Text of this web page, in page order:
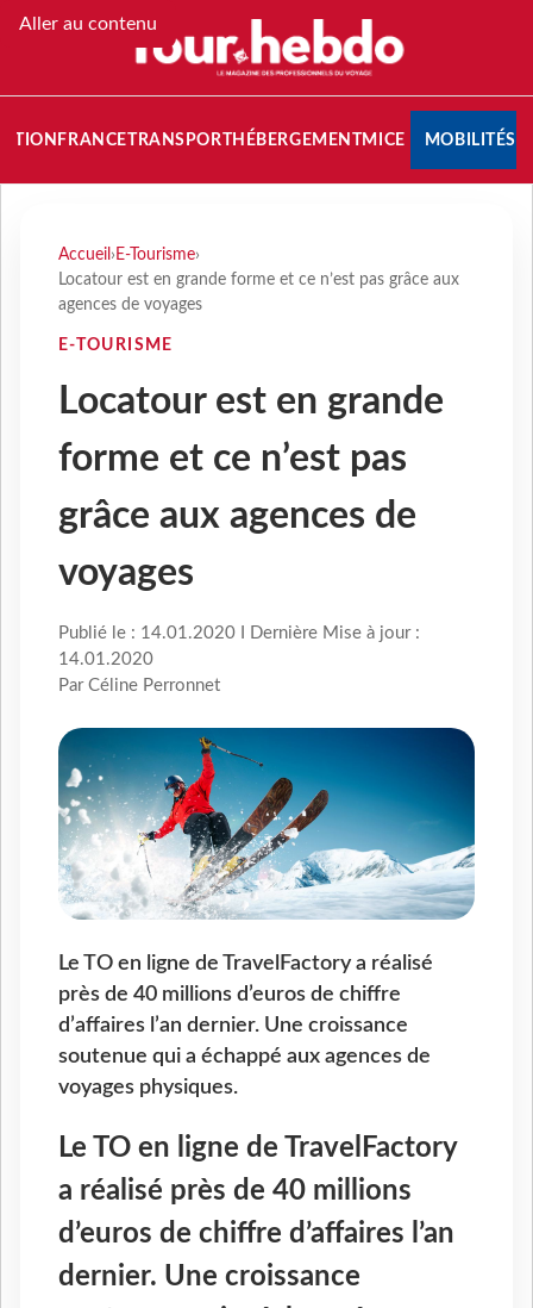
Aller au contenu
FRANCETRANSPORT HÉBERGEMENTMICE MOBILITÉS
Accueil › E-Tourisme›
Locatour est en grande forme et ce n’est pas grâce aux
agences de voyages
E-TOURISME
Locatour est en grande
forme et ce n’est pas
grâce aux agences de
voyages
Publié le : 14.01.2020 I Dernière Mise à jour :
14.01.2020
Par Céline Perronnet
Le TO en ligne de TravelFactory a réalisé
près de 40 millions d’euros de chiffre
d’affaires l’an dernier. Une croissance
soutenue qui a échappé aux agences de
voyages physiques.
Le TO en ligne de TravelFactory
a réalisé près de 40 millions
d’euros de chiffre d’affaires l’an
dernier. Une croissance